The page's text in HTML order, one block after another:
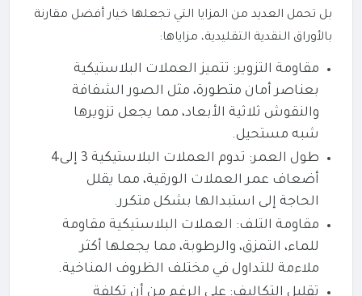
بل تحمل العديد من المزايا التي تجعلها خيار أفضل مقارنة
بالأوراق النقدية التقليدية، مزاياها:
مقاومة التزوير: تتميز العملات البلاستيكية
بعناصر أمان متطورة، مثل الصور الشفافة
والنقوش ثلاثية الأبعاد، مما يجعل تزويرها
شبه مستحيل.
طول العمر: تدوم العملات البلاستيكية 3 إلى4
أضعاف عمر العملات الورقية، مما يقلل
الحاجة إلى استبدالها بشكل متكرر.
مقاومة التلف: العملات البلاستيكية مقاومة
للماء، التمزق، والرطوبة، مما يجعلها أكثر
ملاءمة للتداول في مختلف الظروف المناخية.
تقليل التكاليف: على الرغم من أن تكلفة